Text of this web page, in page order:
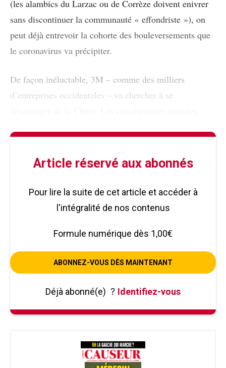
(les alambics du Larzac ou de Corrèze doivent enivrer
sans discontinuer la communauté « effondriste »), on
peut déjà entrevoir la cohorte des bouleversements que
le coronavirus va précipiter.
De façon inéluctable, 3M – comme des milliers
d’entreprises occidentales – va chercher à se
Article réservé aux abonnés
Pour lire la suite de cet article et accéder à
l'intégralité de nos contenus
Formule numérique dès 1,00€
ABONNEZ-VOUS DÈS MAINTENANT
Déjà abonné(e) ? Identifiez-vous